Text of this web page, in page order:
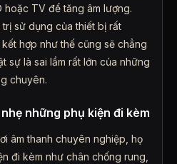
hoặc TV để tăng âm lượng.
sử dụng của thiết bị rất
hợp như thế cũng sẽ chẳng
sự là sai lầm rất lớn của những
chuyên.
những phụ kiện đi kèm
âm thanh chuyên nghiệp, họ
đi kèm như chân chống rung,